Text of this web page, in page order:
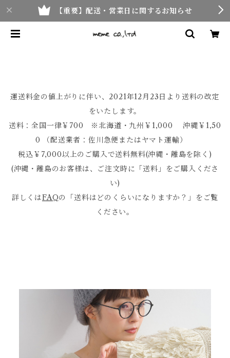
【重要】配送・営業日に関するお知らせ
運送料金の値上がりに伴い、2021年12月23日より送料の改定
をいたします。
送料：全国一律￥700 ※北海道・九州￥1,000 沖縄￥1,50
0 （配送業者：佐川急便またはヤマト運輸）
税込￥7,000以上のご購入で送料無料(沖縄・離島を除く)
(沖縄・離島のお客様は、ご注文時に「送料」をご購入くださ
い)
詳しくはFAQの「送料はどのくらいになりますか？」をご覧
ください。